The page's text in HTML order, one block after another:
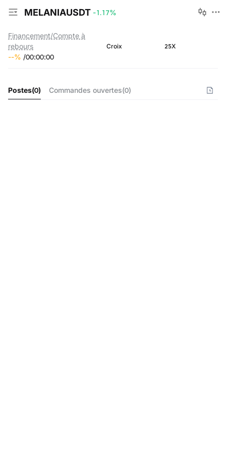
MELANIAUSDT -1.17%
Financement/Compte à
rebours
--% /00:00:00
Croix 25X
Postes(0) Commandes ouvertes(0)